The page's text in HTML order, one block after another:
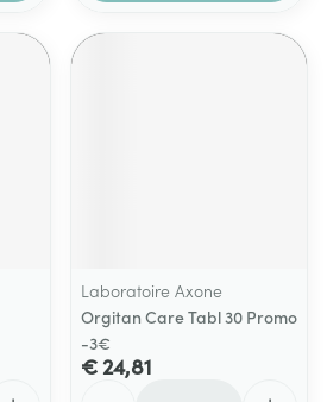
Laboratoire Axone
Orgitan Care Tabl 30 Promo
-3€
€ 24,81